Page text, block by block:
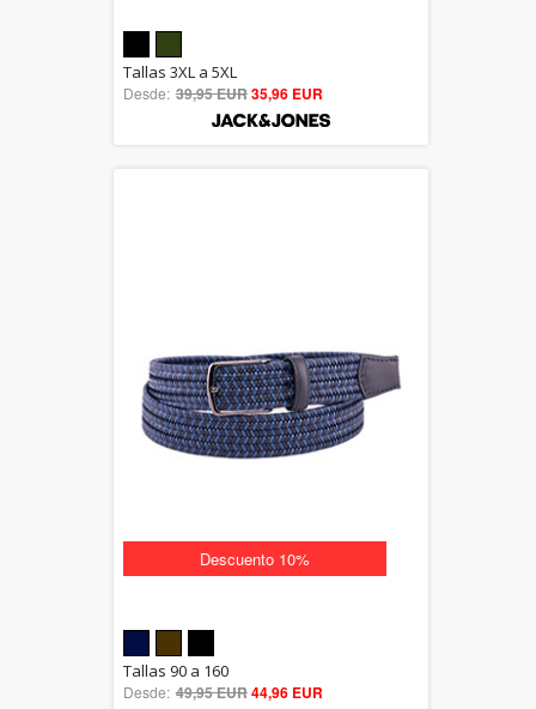
5.00
out of 5
Tallas 3XL a 5XL
Desde: 39,95 EUR35,96 EUR
Descuento 10%
5.00
out of 5
Tallas 90 a 160
Desde: 49,95 EUR44,96 EUR